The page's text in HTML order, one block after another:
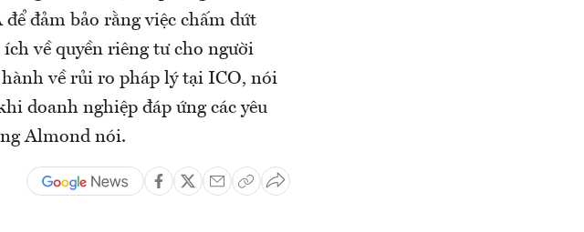
đảm bảo rằng việc chấm dứt
về quyền riêng tư cho người
về rủi ro pháp lý tại ICO, nói
doanh nghiệp đáp ứng các yêu
Almond nói.